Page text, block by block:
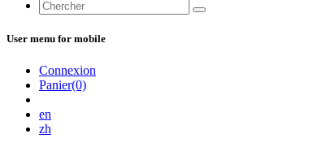
User menu for mobile
Connexion
Panier(0)
en
zh